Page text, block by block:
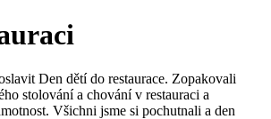
Den dětí do restaurace. Zopakovali
stolování a chování v restauraci a
Všichni jsme si pochutnali a den